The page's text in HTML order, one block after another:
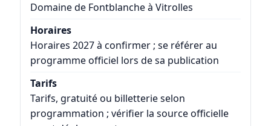
Domaine de Fontblanche à Vitrolles
Horaires
Horaires 2027 à confirmer ; se référer au
programme officiel lors de sa publication
Tarifs
Tarifs, gratuité ou billetterie selon
programmation ; vérifier la source officielle